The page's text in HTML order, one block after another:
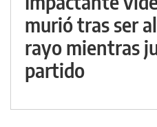
murió tras ser
rayo mientras
partido